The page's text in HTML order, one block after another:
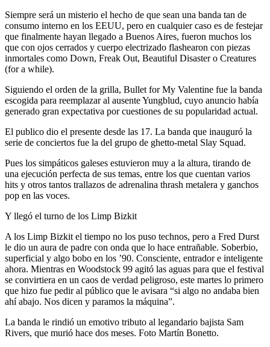
Siempre será un misterio el hecho de que sean una banda tan de
consumo interno en los EEUU, pero en cualquier caso es de festejar
que finalmente hayan llegado a Buenos Aires, fueron muchos los
que con ojos cerrados y cuerpo electrizado flashearon con piezas
inmortales como Down, Freak Out, Beautiful Disaster o Creatures
(for a while).
Siguiendo el orden de la grilla, Bullet for My Valentine fue la banda
escogida para reemplazar al ausente Yungblud, cuyo anuncio había
generado gran expectativa por cuestiones de su popularidad actual.
El publico dio el presente desde las 17. La banda que inauguró la
serie de conciertos fue la del grupo de ghetto-metal Slay Squad.
Pues los simpáticos galeses estuvieron muy a la altura, tirando de
una ejecución perfecta de sus temas, entre los que cuentan varios
hits y otros tantos trallazos de adrenalina thrash metalera y ganchos
pop en las voces.
Y llegó el turno de los Limp Bizkit
A los Limp Bizkit el tiempo no los puso technos, pero a Fred Durst
le dio un aura de padre con onda que lo hace entrañable. Soberbio,
superficial y algo bobo en los ’90. Consciente, entrador e inteligente
ahora. Mientras en Woodstock 99 agitó las aguas para que el festival
se convirtiera en un caos de verdad peligroso, este martes lo primero
que hizo fue pedir al público que le avisara “si algo no andaba bien
ahí abajo. Nos dicen y paramos la máquina”.
La banda le rindió un emotivo tributo al legandario bajista Sam
Rivers, que murió hace dos meses. Foto Martín Bonetto.